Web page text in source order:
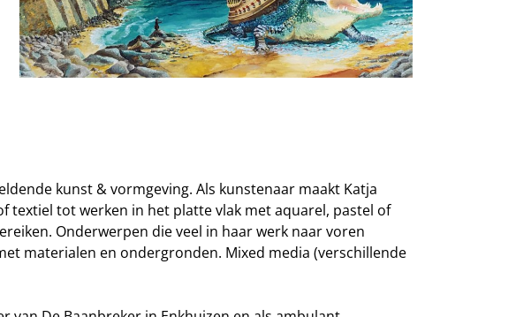
kunst & vormgeving. Als kunstenaar maakt Katja
textiel tot werken in het platte vlak met aquarel, pastel of
Onderwerpen die veel in haar werk naar voren
materialen en ondergronden. Mixed media (verschillende